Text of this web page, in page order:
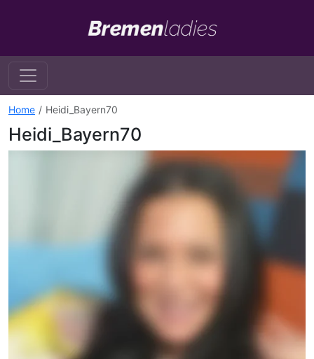
Home Heidi_Bayern70
Heidi_Bayern70